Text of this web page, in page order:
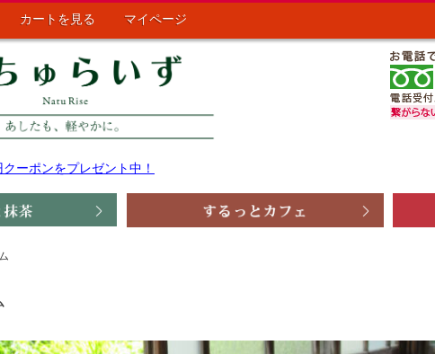
カートを見る マイページ
ーポンをプレゼント中！